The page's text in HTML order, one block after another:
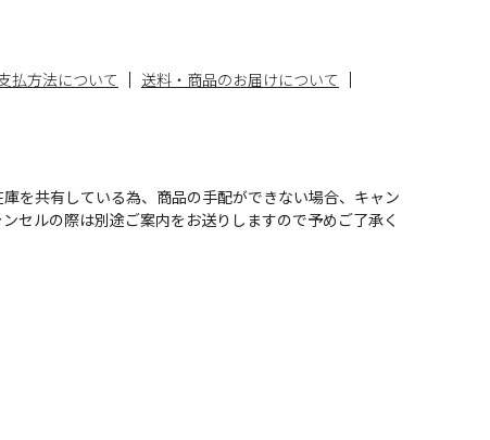
払方法について
送料・商品のお届けについて
を共有している為、商品の手配ができない場合、キャン
セルの際は別途ご案内をお送りしますので予めご了承く